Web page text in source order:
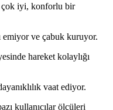
çok iyi, konforlu bir
emiyor ve çabuk kuruyor.
hareket kolaylığı
vaat ediyor.
kullanıcılar ölçüleri